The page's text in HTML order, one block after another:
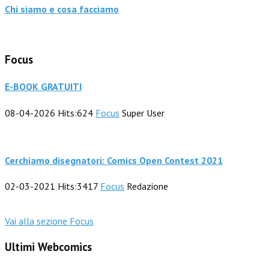
Chi siamo e cosa facciamo
Focus
E-BOOK GRATUITI
08-04-2026 Hits:624 Focus Super User
Cerchiamo disegnatori: Comics Open Contest 2021
02-03-2021 Hits:3417 Focus Redazione
Vai alla sezione Focus
Ultimi Webcomics